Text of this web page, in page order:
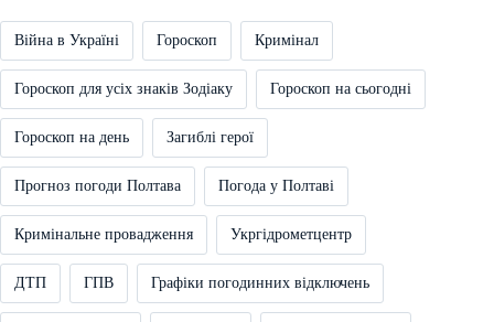
Війна в Україні Гороскоп Кримінал
Гороскоп для усіх знаків Зодіаку Гороскоп на сьогодні
Гороскоп на день Загиблі герої
Прогноз погоди Полтава Погода у Полтаві
Кримінальне провадження Укргідрометцентр
ДТП ГПВ Графіки погодинних відключень